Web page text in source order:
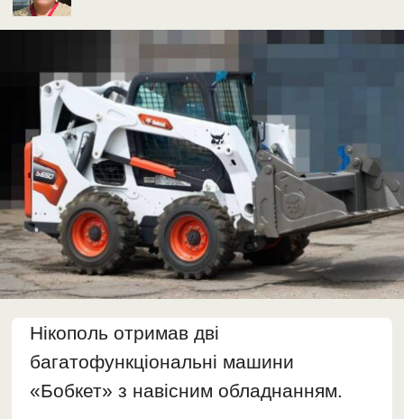
Нікополь отримав дві
багатофункціональні машини
«Бобкет» з навісним обладнанням.